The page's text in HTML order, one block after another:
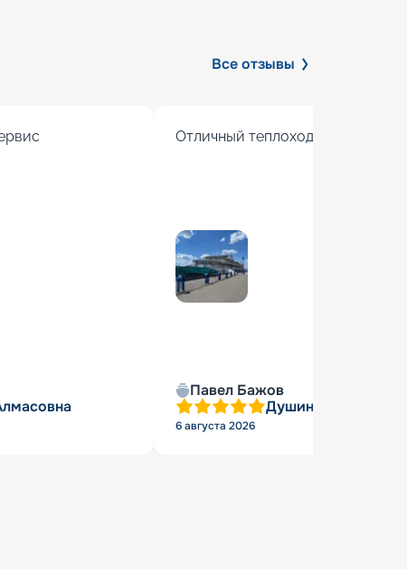
Все отзывы
Отличный теплоход с хорошим
Павел Бажов
Душин Александр
6 августа 2026